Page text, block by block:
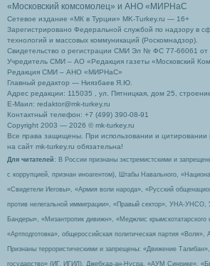
«Московский комсомолец» и АНО «МИРНаС
Сетевое издание «МК в Турции» MK-Turkey.ru — 16+
Зарегистрировано Федеральной службой по надзору в
технологий и массовых коммуникаций (Роскомнадзор).
Свидетельство о регистрации СМИ Эл № ФС 77-66061 от
Учредитель СМИ – АО «Редакция газеты «Московский
Редакция СМИ – АНО «МИРНаС»
Главный редактор — Ниязбаев Я.Ю.
Адрес редакции: 115035 , ул. Пятницкая, дом 25,
Е-Маил: redaktor@mk-turkey.ru
Контактный телефон: +7 (499) 390-08-91
Copyright 2003 — 2026 © mk-turkey.ru
Все права защищены. При использовании и цитировании
на сайт mk-turkey.ru обязательна!
Для читателей : В России признаны экстремистскими и
с коррупцией, признан иноагентом), Штабы Навального,
«Свидетели Иеговы», «Армия воли народа», «Русский
против нелегальной иммиграции», «Правый сектор», УНА-
Бандеры», «Мизантропик дивижн», «Меджлис крымскотатарского
«Артподготовка», общероссийская политическая партия
Признаны террористическими и запрещены: «Движение
государство» (ИГ, ИГИЛ), Джебхад-ан-Нусра, «АУМ Синрике»,